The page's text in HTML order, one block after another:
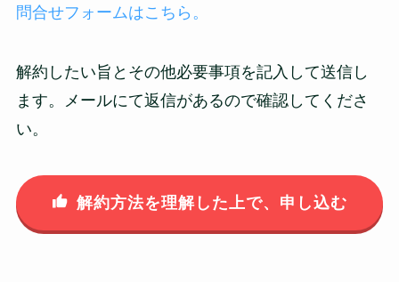
問合せフォームはこちら。
解約したい旨とその他必要事項を記入して送信し
ます。メールにて返信があるので確認してくださ
い。
解約方法を理解した上で、申し込む